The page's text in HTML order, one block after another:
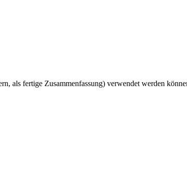
als fertige Zusammenfassung) verwendet werden